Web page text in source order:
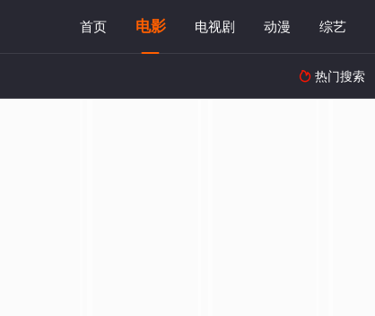
首页 电影 电视剧 动漫 综艺
 热门搜索